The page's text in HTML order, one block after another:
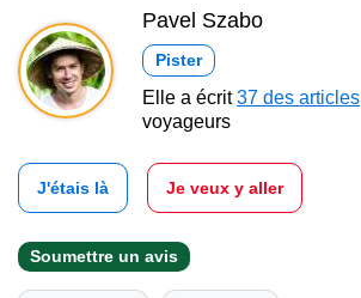
Pavel Szabo
Pister
Elle a écrit37 des articles
voyageurs
J'étais là Je veux y aller
Soumettre un avis